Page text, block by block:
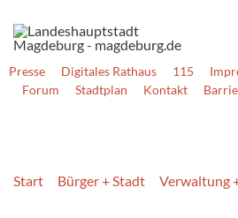
Presse Digitales Rathaus 115
Forum
Stadtplan Kontakt
Start Bürger + Stadt Verwaltung